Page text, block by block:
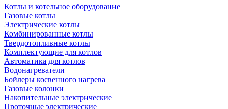
Котлы и котельное оборудование
Газовые котлы
Электрические котлы
Комбинированные котлы
Твердотопливные котлы
Комплектующие для котлов
Автоматика для котлов
Водонагреватели
Бойлеры косвенного нагрева
Газовые колонки
Накопительные электрические
Проточные электрические